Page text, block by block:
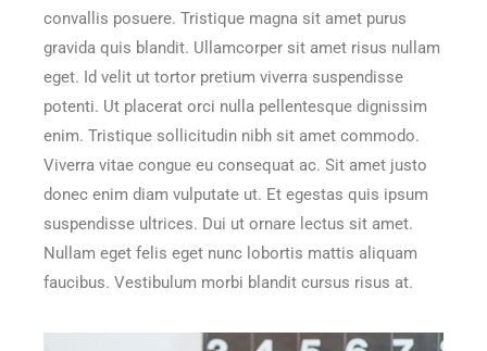
convallis posuere. Tristique magna sit amet purus
gravida quis blandit. Ullamcorper sit amet risus nullam
eget. Id velit ut tortor pretium viverra suspendisse
potenti. Ut placerat orci nulla pellentesque dignissim
enim. Tristique sollicitudin nibh sit amet commodo.
Viverra vitae congue eu consequat ac. Sit amet justo
donec enim diam vulputate ut. Et egestas quis ipsum
suspendisse ultrices. Dui ut ornare lectus sit amet.
Nullam eget felis eget nunc lobortis mattis aliquam
faucibus. Vestibulum morbi blandit cursus risus at.